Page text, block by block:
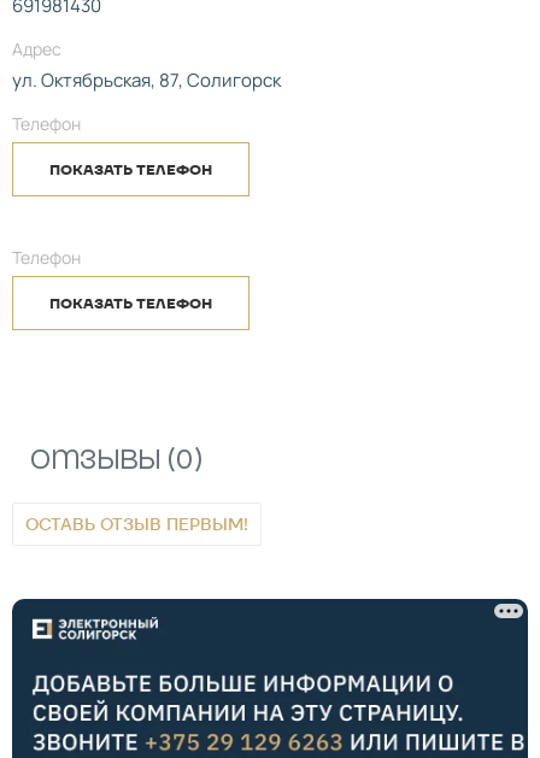
Адрес
ул. Октябрьская, 87, Солигорск
Телефон
ПОКАЗАТЬ ТЕЛЕФОН
Телефон
ПОКАЗАТЬ ТЕЛЕФОН
Отзывы (0)
ОСТАВЬ ОТЗЫВ ПЕРВЫМ!